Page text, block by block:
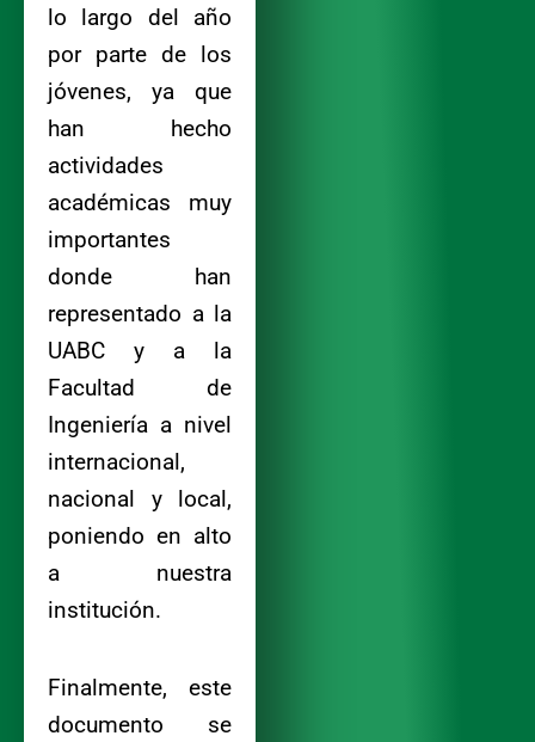
lo largo del año
por parte de los
jóvenes, ya que
han hecho
actividades
académicas muy
importantes
donde han
representado a la
UABC y a la
Facultad de
Ingeniería a nivel
internacional,
nacional y local,
poniendo en alto
a nuestra
institución.
Finalmente, este
documento se